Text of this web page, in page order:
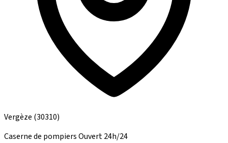
Vergèze (30310)
Caserne de pompiersOuvert 24h/24